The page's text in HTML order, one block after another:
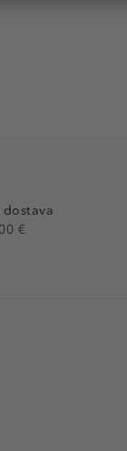
dostava
€